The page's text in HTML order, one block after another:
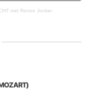
met Renee Jonker